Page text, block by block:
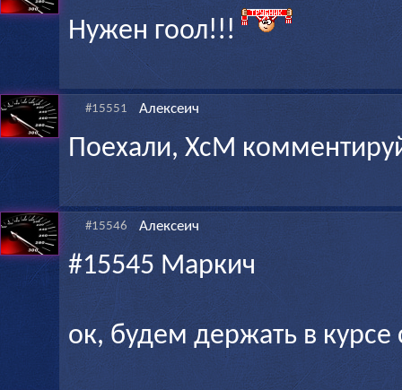
Нужен гоол!!!
#15551 Алексеич
Поехали, ХсМ
#15546 Алексеич
#15545 Маркич
ок, будем держать в курсе